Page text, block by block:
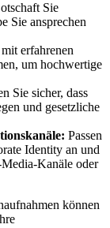
Sie
Sie ansprechen
erfahrenen
um hochwertige
Sie sicher, dass
und gesetzliche
Passen
Identity an und
Kanäle oder
können